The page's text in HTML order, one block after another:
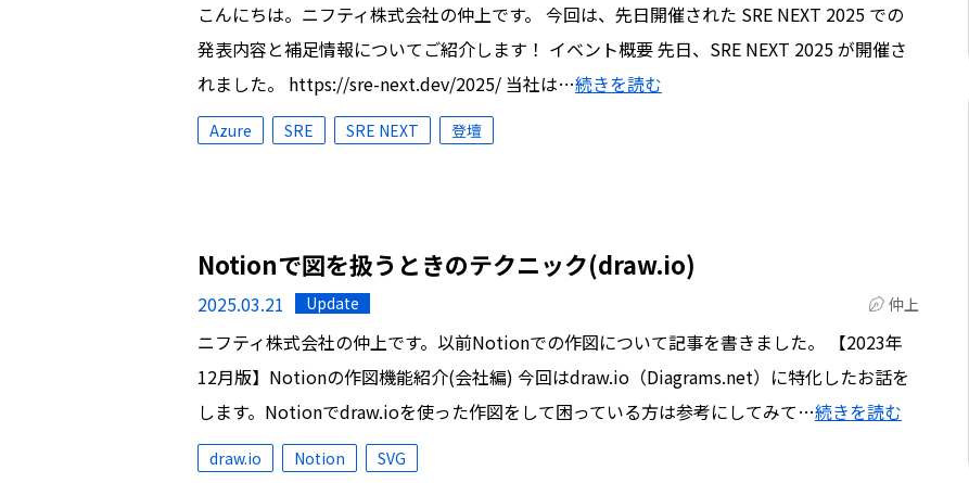
こんにちは。ニフティ株式会社の仲上です。 今回は、先日開催された SRE NEXT 2025 での
発表内容と補足情報についてご紹介します！ イベント概要 先日、SRE NEXT 2025 が開催さ
れました。 https://sre-next.dev/2025/ 当社は…続きを読む
Azure SRE SRE NEXT 登壇
Notionで図を扱うときのテクニック(draw.io)
2025.03.21 Update 仲上
ニフティ株式会社の仲上です。以前Notionでの作図について記事を書きました。 【2023年
12月版】Notionの作図機能紹介(会社編) 今回はdraw.io（Diagrams.net）に特化したお話を
します。Notionでdraw.ioを使った作図をして困っている方は参考にしてみて…続きを読む
draw.io Notion SVG